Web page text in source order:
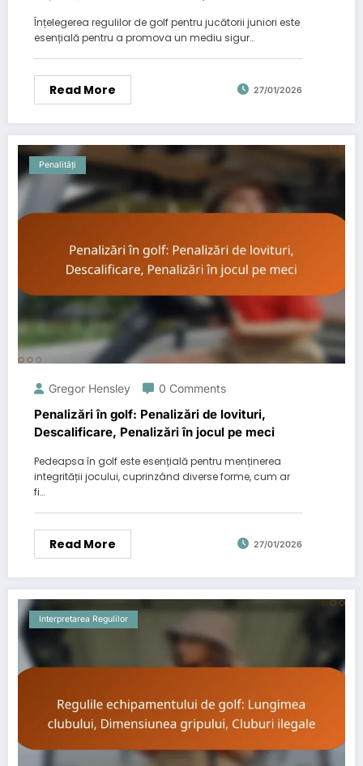
Înțelegerea regulilor de golf pentru jucătorii juniori este
esențială pentru a promova un mediu sigur…
Read More 27/01/2026
Penalități
Gregor Hensley 0 Comments
Penalizări în golf: Penalizări de lovituri,
Descalificare, Penalizări în jocul pe meci
Pedeapsa în golf este esențială pentru menținerea
integrității jocului, cuprinzând diverse forme, cum ar
fi…
Read More 27/01/2026
Interpretarea Regulilor